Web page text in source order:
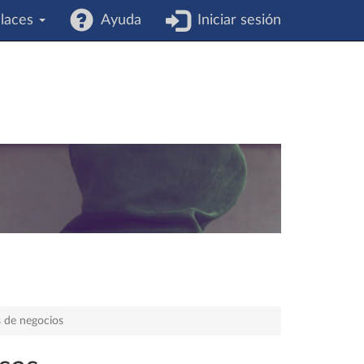
Ayuda Iniciar sesión
de negocios